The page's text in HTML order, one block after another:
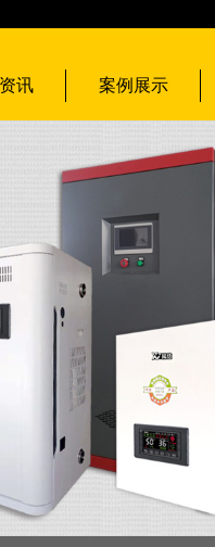
讯 案例展示